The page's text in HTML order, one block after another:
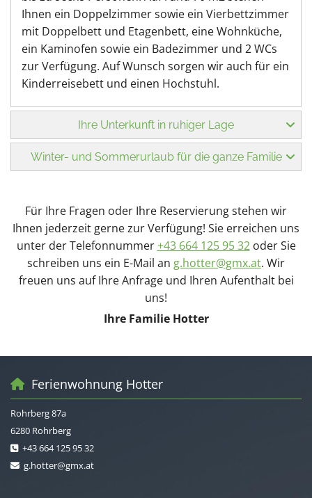
Ihnen ein Doppelzimmer sowie ein Vierbettzimmer
mit Doppelbett und Etagenbett, eine Wohnküche,
ein Kaminofen sowie ein Badezimmer und 2 WCs
zur Verfügung. Auf Wunsch sorgen wir auch für ein
Kinderreisebett und einen Hochstuhl.
Ihre Unterkunft in ruhiger Lage
Winter- und Sommerurlaub für die ganze Familie
Für Ihre Fragen oder Ihre Reservierung stehen wir
Ihnen jederzeit gerne zur Verfügung! Sie erreichen uns
unter der Telefonnummer+43 664 125 95 32oder Sie
schreiben uns ein E-Mail an g.hotter@gmx.at. Wir
freuen uns auf Ihre Anfrage und Ihren Aufenthalt bei
uns!
Ihre Familie Hotter
 Ferienwohnung Hotter
Rohrberg 87a
6280 Rohrberg
 +43 664 125 95 32
 g.hotter@gmx.at